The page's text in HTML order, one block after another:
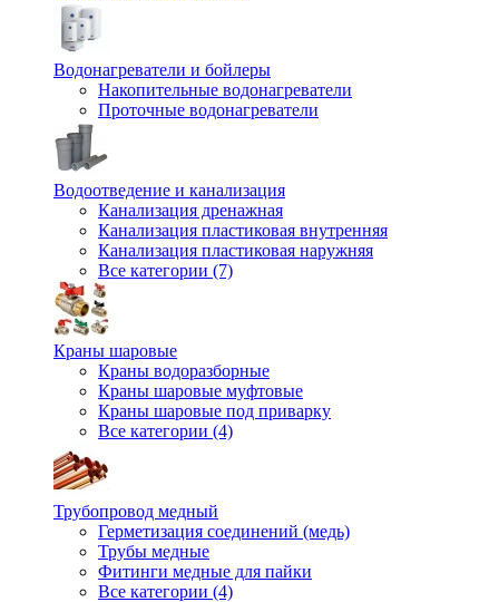
Водонагреватели и бойлеры
Накопительные водонагреватели
Проточные водонагреватели
Водоотведение и канализация
Канализация дренажная
Канализация пластиковая внутренняя
Канализация пластиковая наружняя
Все категории (7)
Краны шаровые
Краны водоразборные
Краны шаровые муфтовые
Краны шаровые под приварку
Все категории (4)
Трубопровод медный
Герметизация соединений (медь)
Трубы медные
Фитинги медные для пайки
Все категории (4)